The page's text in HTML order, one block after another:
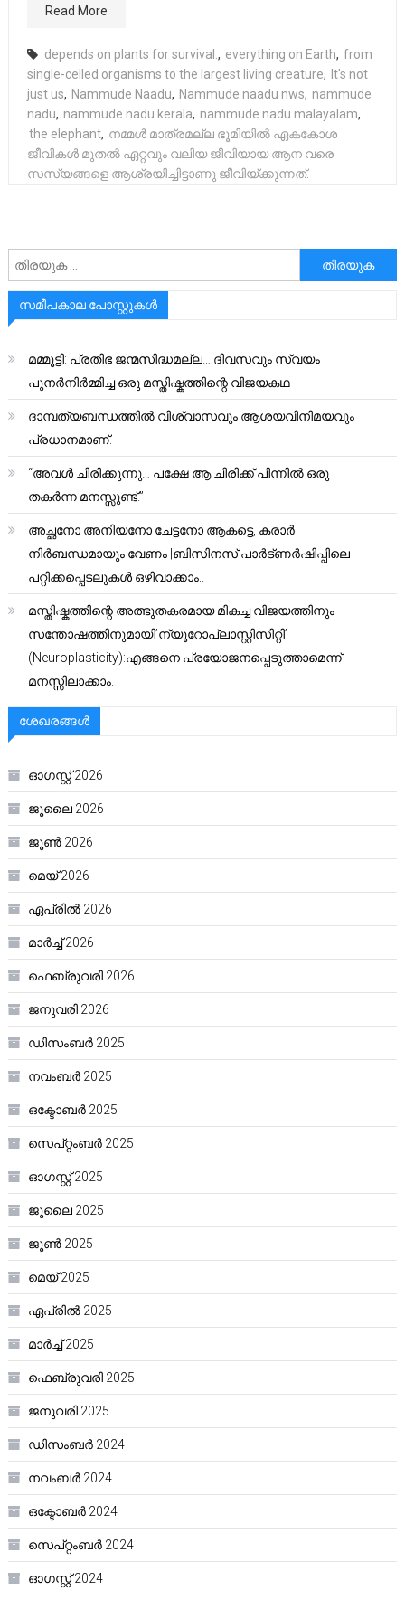
Read More
depends on plants for survival., everything on Earth, from
single-celled organisms to the largest living creature, It's not
just us, Nammude Naadu, Nammude naadu nws, nammude
nadu, nammude nadu kerala, nammude nadu malayalam,
the elephant, നമ്മൾ മാത്രമല്ല ഭൂമിയിൽ ഏകകോശ
ജീവികൾ മുതൽ ഏറ്റവും വലിയ ജീവിയായ ആന വരെ
സസ്യങ്ങളെ ആശ്രയിച്ചിട്ടാണു ജീവിയ്ക്കുന്നത്.
അനേഷിക്കുക
സമീപകാല പോസ്റ്റുകൾ
മമ്മൂട്ടി: പ്രതിഭ ജന്മസിദ്ധമല്ല… ദിവസവും സ്വയം
പുനർനിർമ്മിച്ച ഒരു മസ്തിഷ്കത്തിന്റെ വിജയകഥ
ദാമ്പത്യബന്ധത്തിൽ വിശ്വാസവും ആശയവിനിമയവും
പ്രധാനമാണ്.
“അവൾ ചിരിക്കുന്നു… പക്ഷേ ആ ചിരിക്ക് പിന്നിൽ ഒരു
തകർന്ന മനസ്സുണ്ട്.”
അച്ഛനോ അനിയനോ ചേട്ടനോ ആകട്ടെ, കരാർ
നിർബന്ധമായും വേണം |ബിസിനസ് പാർട്ണർഷിപ്പിലെ
പറ്റിക്കപ്പെടലുകൾ ഒഴിവാക്കാം..
മസ്തിഷ്കത്തിന്റെ അത്ഭുതകരമായ മികച്ച വിജയത്തിനും
സന്തോഷത്തിനുമായി’ന്യൂറോപ്ലാസ്റ്റിസിറ്റി’
(Neuroplasticity):എങ്ങനെ പ്രയോജനപ്പെടുത്താമെന്ന്
മനസ്സിലാക്കാം.
ശേഖരങ്ങൾ
ഓഗസ്റ്റ്‌ 2026
ജൂലൈ 2026
ജൂൺ 2026
മെയ്‌ 2026
ഏപ്രിൽ 2026
മാർച്ച്‌ 2026
ഫെബ്രുവരി 2026
ജനുവരി 2026
ഡിസംബർ 2025
നവംബർ 2025
ഒക്ടോബർ 2025
സെപ്റ്റംബർ 2025
ഓഗസ്റ്റ്‌ 2025
ജൂലൈ 2025
ജൂൺ 2025
മെയ്‌ 2025
ഏപ്രിൽ 2025
മാർച്ച്‌ 2025
ഫെബ്രുവരി 2025
ജനുവരി 2025
ഡിസംബർ 2024
നവംബർ 2024
ഒക്ടോബർ 2024
സെപ്റ്റംബർ 2024
ഓഗസ്റ്റ്‌ 2024